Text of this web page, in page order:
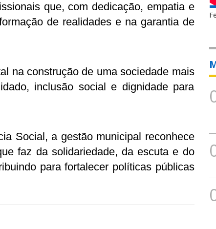
que, com dedicação, empatia e
de realidades e na garantia de
na construção de uma sociedade mais
inclusão social e dignidade para
Social, a gestão municipal reconhece
faz da solidariedade, da escuta e do
para fortalecer políticas públicas